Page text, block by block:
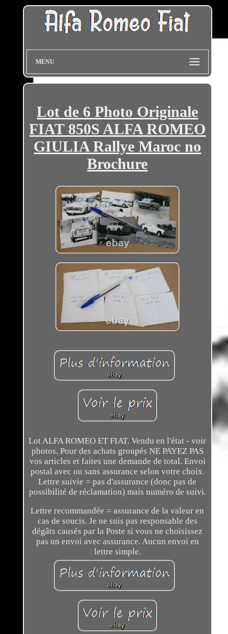
MENU
Lot de 6 Photo Originale
FIAT 850S ALFA ROMEO
GIULIA Rallye Maroc no
Brochure
Lot ALFA ROMEO ET FIAT. Vendu en l'état - voir
photos. Pour des achats groupés NE PAYEZ PAS
vos articles et faites une demande de total. Envoi
postal avec ou sans assurance selon votre choix.
Lettre suivie = pas d'assurance (donc pas de
possibilité de réclamation) mais numéro de suivi.
Lettre recommandée = assurance de la valeur en
cas de soucis. Je ne suis pas responsable des
dégâts causés par la Poste si vous ne choisissez
pas un envoi avec assurance. Aucun envoi en
lettre simple.